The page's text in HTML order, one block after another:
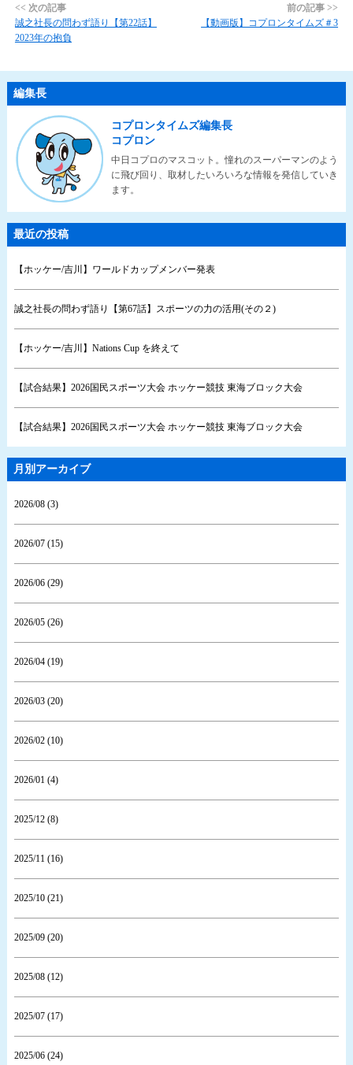
<< 次の記事
誠之社長の問わず語り【第22話】
2023年の抱負
前の記事 >>
【動画版】コプロンタイムズ＃3
編集長
コプロンタイムズ編集長
コプロン
中日コプロのマスコット。憧れのスーパーマンのよう
に飛び回り、取材したいろいろな情報を発信していき
ます。
最近の投稿
【ホッケー/吉川】ワールドカップメンバー発表
誠之社長の問わず語り【第67話】スポーツの力の活用(その２)
【ホッケー/吉川】Nations Cup を終えて
【試合結果】2026国民スポーツ大会 ホッケー競技 東海ブロック大会
【試合結果】2026国民スポーツ大会 ホッケー競技 東海ブロック大会
月別アーカイブ
2026/08 (3)
2026/07 (15)
2026/06 (29)
2026/05 (26)
2026/04 (19)
2026/03 (20)
2026/02 (10)
2026/01 (4)
2025/12 (8)
2025/11 (16)
2025/10 (21)
2025/09 (20)
2025/08 (12)
2025/07 (17)
2025/06 (24)